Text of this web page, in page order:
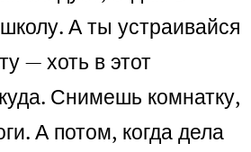
А ты устраивайся
— хоть в этот
Снимешь комнатку,
А потом, когда дела